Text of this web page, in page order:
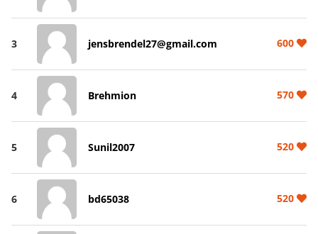
3 jensbrendel27@gmail.com 600
4 Brehmion 570
5 Sunil2007 520
6 bd65038 520